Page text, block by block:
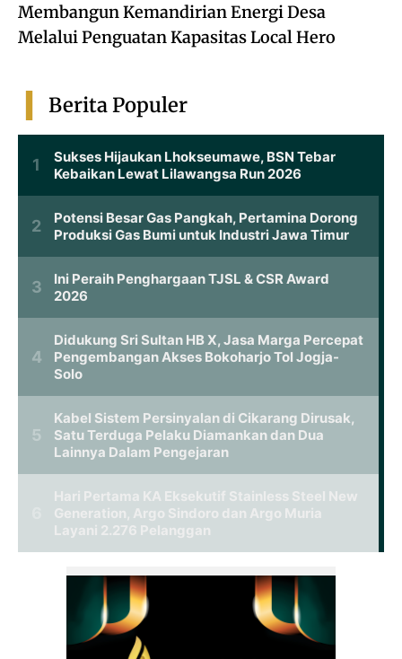
Membangun Kemandirian Energi Desa
Melalui Penguatan Kapasitas Local Hero
Berita Populer